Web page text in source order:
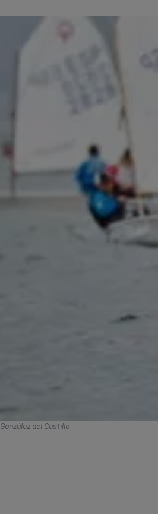
del Castillo